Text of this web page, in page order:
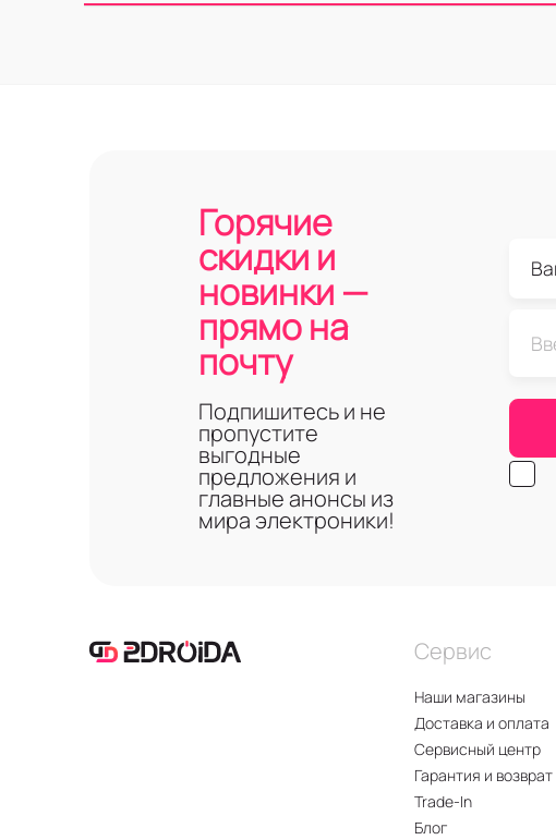
Горячие
скидки и
новинки —
прямо на
почту
Подпишитесь и не
пропустите
выгодные
предложения и
главные анонсы из
мира электроники!
Сервис
Наши магазины
Доставка и оплата
Сервисный центр
Гарантия и возврат
Trade-In
Блог